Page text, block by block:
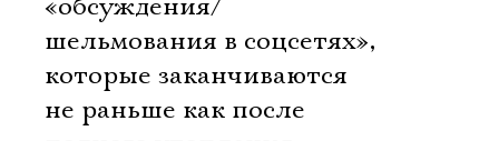
«обсуждения/
шельмования в соцсетях»,
которые заканчиваются
не раньше как после